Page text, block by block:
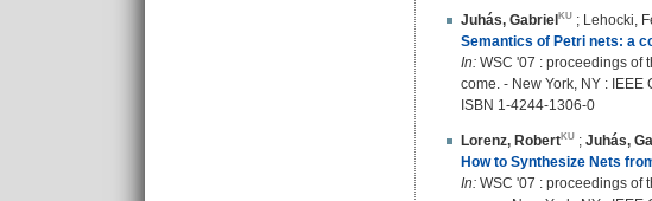
Juhás, Gabriel ; Lehocki,
Semantics of Petri nets: a
In: WSC '07 : proceedings of
come. - New York, NY :
ISBN 1-4244-1306-0
Lorenz, Robert ; Juhás,
How to Synthesize Nets
In: WSC '07 : proceedings of